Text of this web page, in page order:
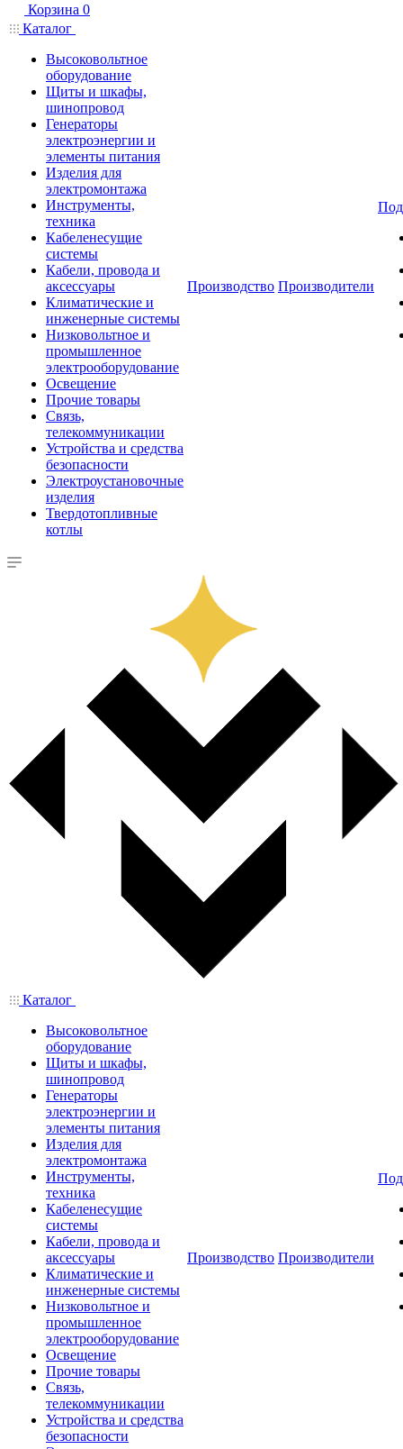
Корзина 0
Каталог
Высоковольтное
оборудование
Щиты и шкафы,
шинопровод
Генераторы
электроэнергии и
элементы питания
Изделия для
электромонтажа
Инструменты,
техника
Кабеленесущие
системы
Кабели, провода и
аксессуары
Климатические и
инженерные системы
Низковольтное и
промышленное
электрооборудование
Освещение
Прочие товары
Связь,
телекоммуникации
Устройства и средства
безопасности
Электроустановочные
изделия
Твердотопливные
котлы
Производство Производители
Каталог
Высоковольтное
оборудование
Щиты и шкафы,
шинопровод
Генераторы
электроэнергии и
элементы питания
Изделия для
электромонтажа
Инструменты,
техника
Кабеленесущие
системы
Кабели, провода и
аксессуары
Климатические и
инженерные системы
Низковольтное и
промышленное
электрооборудование
Освещение
Прочие товары
Связь,
телекоммуникации
Устройства и средства
безопасности
Производство Производители